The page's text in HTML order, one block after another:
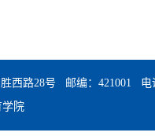
西路28号 邮编：421001 电
学院